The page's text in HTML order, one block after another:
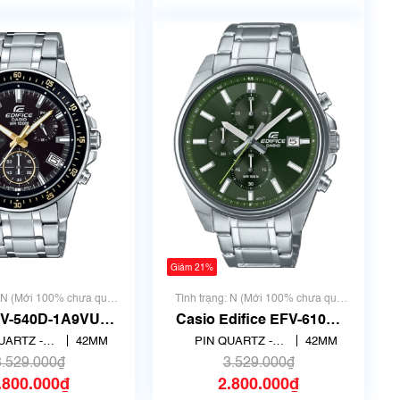
N (Mới 100% chưa qua
sử dụng)
540D-1A9VUDF
| Mã số 5125
-
ANH
42MM
Giảm 21%
Tình trạng: N (Mới 100% chưa qua
sử dụng)
Casio Edifice EFV-610D-
3CVUDF | size 42mm | Mã
số 5487
PIN QUARTZ -
THẠCH ANH
42MM
3.529.000₫
2.800.000₫